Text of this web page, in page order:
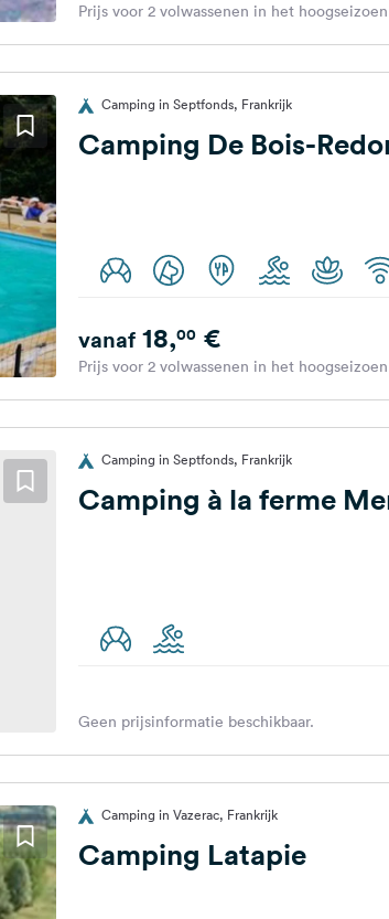
Prijs voor 2 volwassenen in het hoogseizoen
Camping in Septfonds, Frankrijk
Camping De Bois-
vanaf18,00€
Prijs voor 2 volwassenen in het hoogseizoen
Camping in Septfonds, Frankrijk
Camping à la ferme
Geen prijsinformatie beschikbaar.
Camping in Vazerac, Frankrijk
Camping Latapie